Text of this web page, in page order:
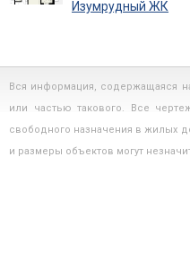
Изумрудный ЖК
Вся информация, содержащаяся
или частью такового. Все
свободного назначения в жилых
и размеры объектов могут